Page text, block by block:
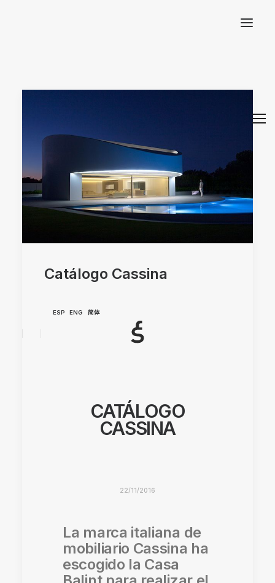
Catálogo Cassina
ESP ENG 简体
CATÁLOGO
CASSINA
22/11/2016
La marca italiana de
mobiliario Cassina ha
escogido la Casa